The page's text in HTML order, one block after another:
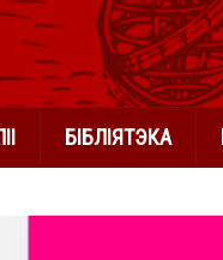
БІБЛІЯТЭКА